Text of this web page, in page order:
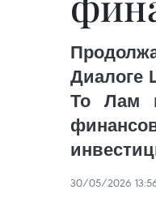
Диалоге
То Лам
30/05/2026